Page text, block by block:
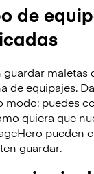
de
equipajes.
puedes
quiera que
pueden
guardar.